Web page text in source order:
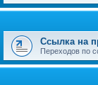
Ссылка на
Переходов по